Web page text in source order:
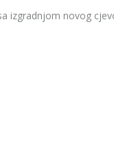
izgradnjom novog